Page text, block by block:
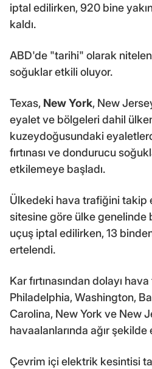
iptal edilirken, 920 bine
kaldı.
ABD'de "tarihi" olarak
soğuklar etkili oluyor.
Texas, New York, New
eyalet ve bölgeleri dahil
kuzeydoğusundaki
fırtınası ve dondurucu
etkilemeye başladı.
Ülkedeki hava trafiğini takip
sitesine göre ülke genelinde
uçuş iptal edilirken, 13
ertelendi.
Kar fırtınasından dolayı
Philadelphia, Washington,
Carolina, New York ve New
havaalanlarında ağır
Çevrim içi elektrik kesintisi